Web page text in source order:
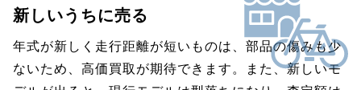
新しいうちに売る
年式が新しく走行距離が短いものは、部品の傷みも少
ないため、高価買取が期待できます。また、新しいモ